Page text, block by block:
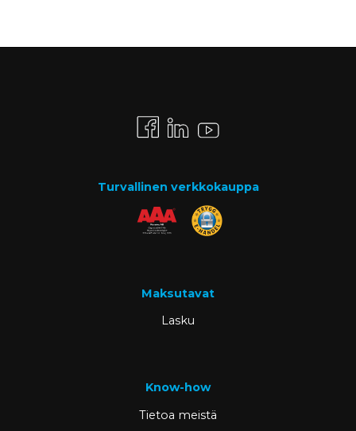
Turvallinen verkkokauppa
Maksutavat
Lasku
Know-how
Tietoa meistä